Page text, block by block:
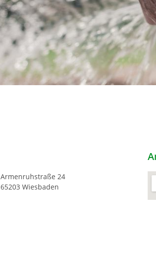
Armenruhstraße 24
65203 Wiesbaden